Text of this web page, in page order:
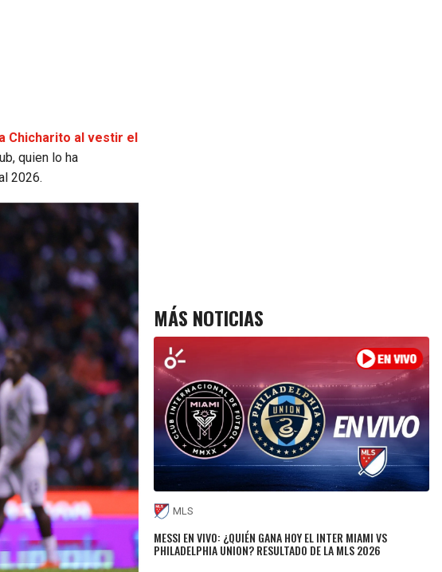
Chicharito al vestir el
quien lo ha
2026.
MÁS NOTICIAS
MLS
MESSI EN VIVO: ¿QUIÉN GANA HOY EL INTER MIAMI VS
PHILADELPHIA UNION? RESULTADO DE LA MLS 2026